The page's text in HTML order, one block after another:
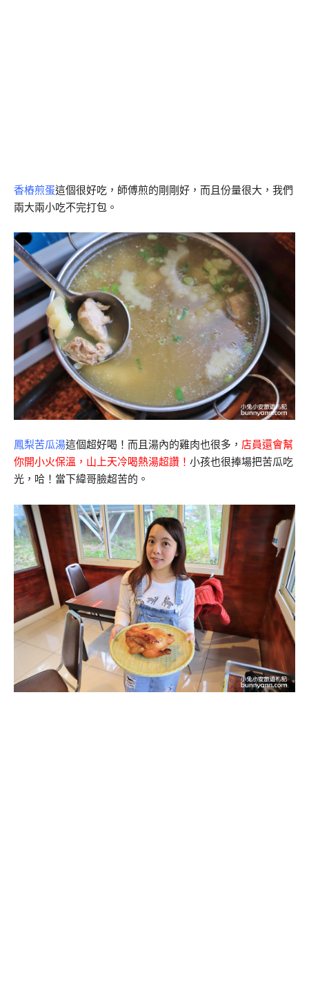
香樁煎蛋這個很好吃，師傅煎的剛剛好，而且份量很大，我們
兩大兩小吃不完打包。
鳳梨苦瓜湯這個超好喝！而且湯內的雞肉也很多， 店員還會幫
你開小火保溫，山上天冷喝熱湯超讚！ 小孩也很捧場把苦瓜吃
光，哈！當下緯哥臉超苦的。